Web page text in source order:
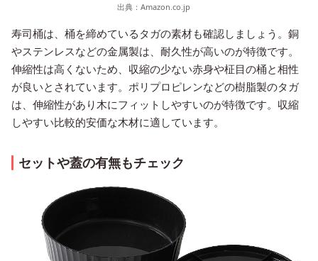
出典： Amazon.co.jp
寿司桶は、桶を締めているタガの素材も確認しましょう。銅
やステンレスなどの金属製は、耐久性が高いのが特徴です。
伸縮性は高くないため、収縮の少ない赤身や柾目の桶と相性
が良いとされています。ポリプロピレンなどの樹脂製のタガ
は、伸縮性があり木にフィットしやすいのが特徴です。収縮
しやすい比較的安価な木材に適しています。
セットや蓋の有無もチェック